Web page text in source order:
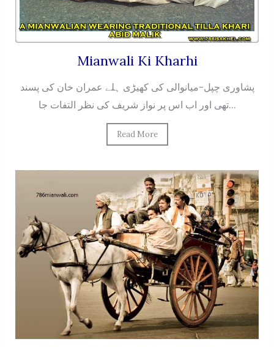
Mianwali Ki Kharhi
پشاوری چپل-میانوالی کی کهیڑی ہلے عمران خان کی پسند
تهی اور اب اس پر نواز شریف کی نظر التفات جا...
Read More